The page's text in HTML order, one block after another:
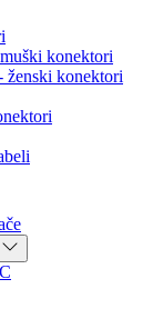
konektori
ženski konektori